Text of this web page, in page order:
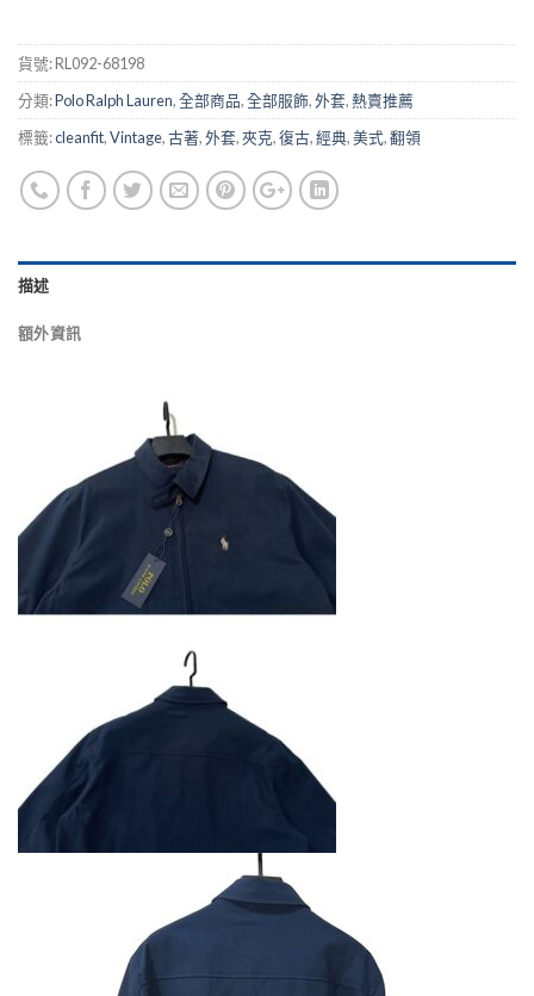
貨號:RL092-68198
分類:Polo Ralph Lauren,全部商品,全部服飾,外套,熱賣推薦
標籤:cleanfit,Vintage,古著,外套,夾克,復古,經典,美式,翻領
描述
額外資訊